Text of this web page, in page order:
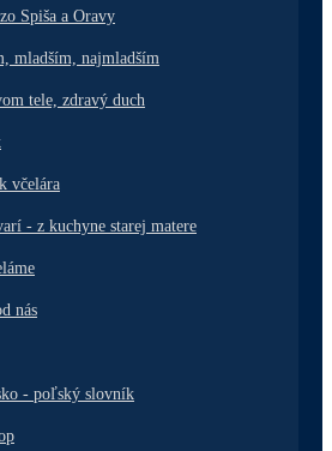
Spiša a Oravy
mladším, najmladším
tele, zdravý duch
včelára
- z kuchyne starej matere
nás
- poľský slovník